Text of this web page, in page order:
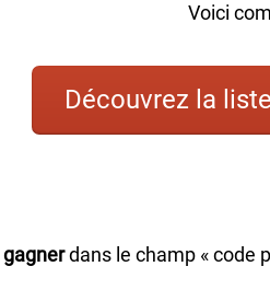
Voici
Découvrez la
gagnerdans le champ « code